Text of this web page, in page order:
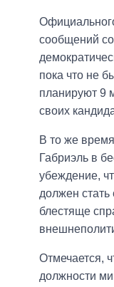
сообщений
пока что не
планируют 9
своих
В то же
Габриэль в
убеждение,
должен
блестяще
Отмечается,
должности